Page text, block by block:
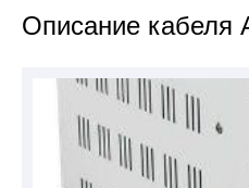
Описание кабеля